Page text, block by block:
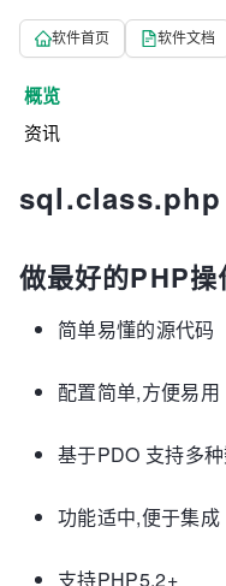
软件首页 软件文档
概览
资讯
sql.class.php
做最好的PHP操
简单易懂的源代码
配置简单,方便易用
基于PDO 支持多
功能适中,便于集成
支持PHP5.2+